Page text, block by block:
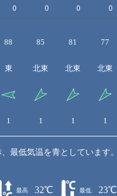
88 85 81 77
東 北東 北東 北東
1 1 1 1
最低気温を青としています。
最高 32℃ 最低 23℃